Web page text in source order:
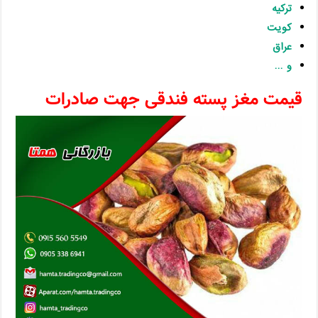
ترکیه
کویت
عراق
و …
قیمت مغز پسته فندقی جهت صادرات